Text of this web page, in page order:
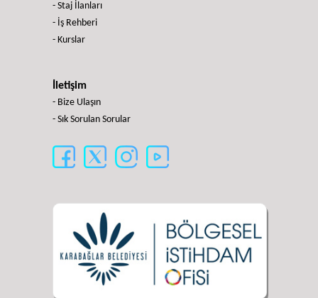
- Staj İlanları
- İş Rehberi
- Kurslar
İletişim
- Bize Ulaşın
- Sık Sorulan Sorular